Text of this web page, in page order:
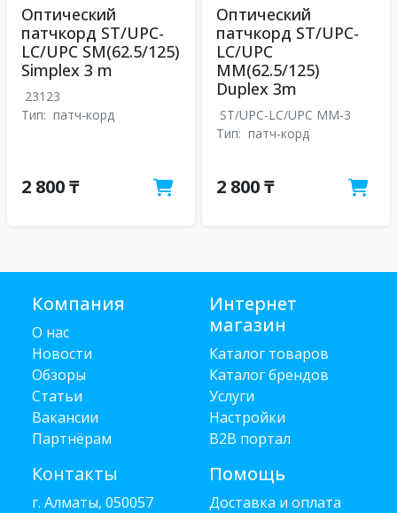
Оптический
патчкорд ST/UPC-
LC/UPC SM(62.5/125)
Simplex 3 m
23123
Тип: патч-корд
2 800 ₸
Оптический
патчкорд ST/UPC-
LC/UPC
MM(62.5/125)
Duplex 3m
ST/UPC-LC/UPC MM-3
Тип: патч-корд
2 800 ₸
Компания
О нас
Новости
Обзоры
Статьи
Вакансии
Партнёрам
Контакты
г. Алматы, 050057
Интернет
магазин
Каталог товаров
Каталог брендов
Услуги
Настройки
B2B портал
Помощь
Доставка и оплата